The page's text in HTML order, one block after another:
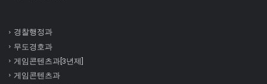
경찰행정과
무도경호과
게임콘텐츠과[3년제]
게임콘텐츠과